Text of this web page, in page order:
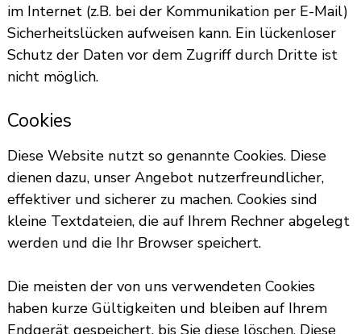
im Internet (z.B. bei der Kommunikation per E-Mail)
Sicherheitslücken aufweisen kann. Ein lückenloser
Schutz der Daten vor dem Zugriff durch Dritte ist
nicht möglich.
Cookies
Diese Website nutzt so genannte Cookies. Diese
dienen dazu, unser Angebot nutzerfreundlicher,
effektiver und sicherer zu machen. Cookies sind
kleine Textdateien, die auf Ihrem Rechner abgelegt
werden und die Ihr Browser speichert.
Die meisten der von uns verwendeten Cookies
haben kurze Gültigkeiten und bleiben auf Ihrem
Endgerät gespeichert, bis Sie diese löschen. Diese